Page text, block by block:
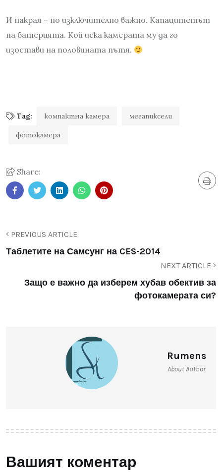
И накрая – но изключително важно. Капацитетът
на батерията. Кой иска камерата му да го
изостави на половината пътя.
Tag: компактна камера мегапиксели
фотокамера
Share:
PREVIOUS ARTICLE
Таблетите на Самсунг на CES-2014
NEXT ARTICLE
Защо е важно да изберем хубав обектив за
фотокамерата си?
Rumens
About Author
Вашият коментар